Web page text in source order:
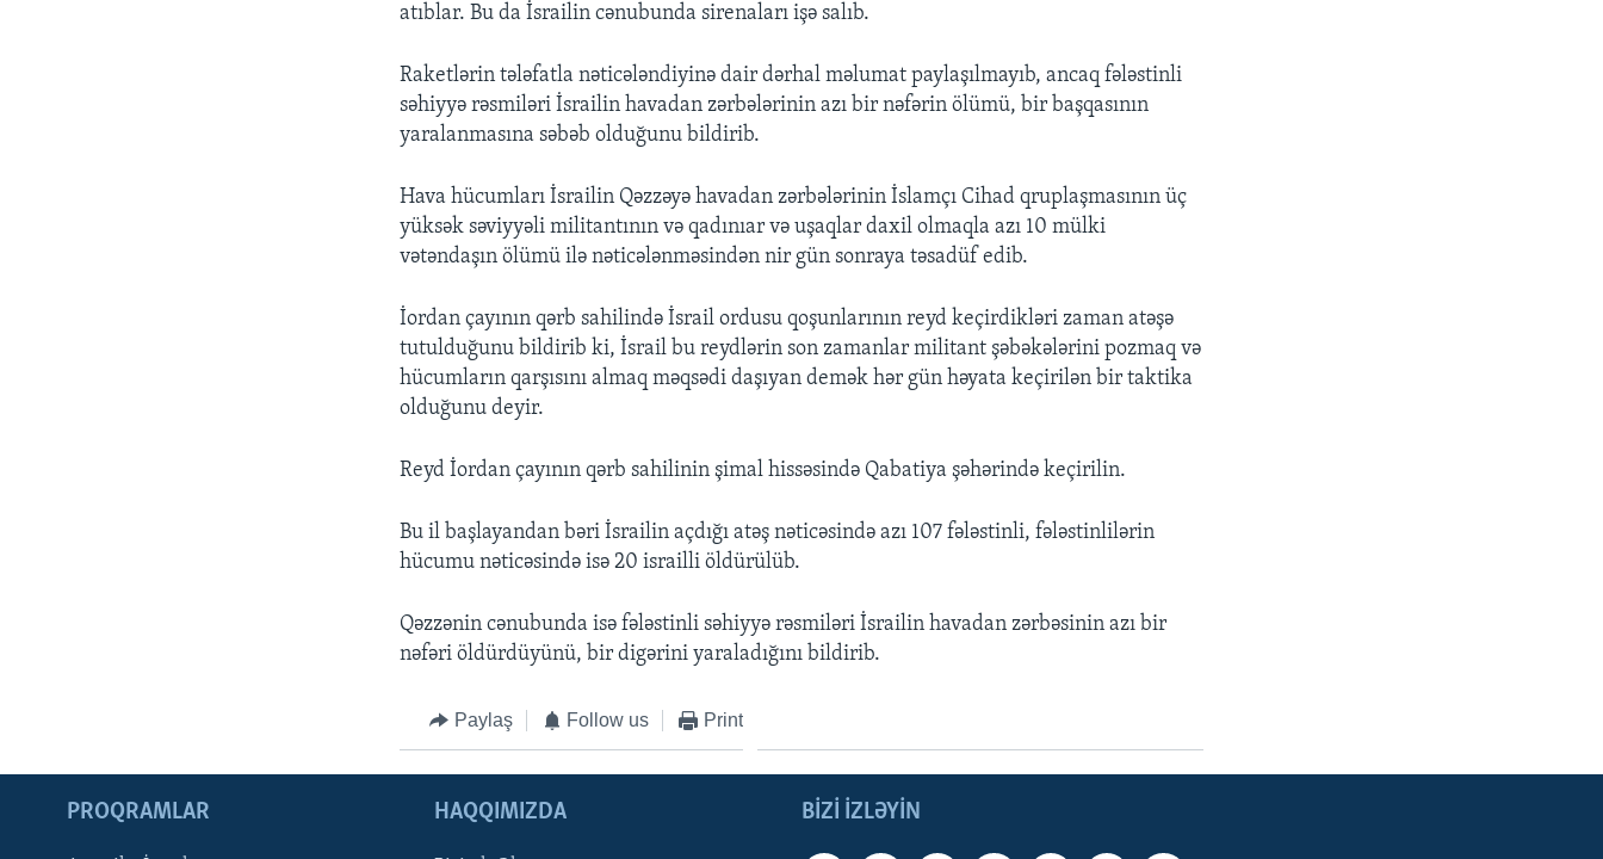
atıblar. Bu da İsrailin cənubunda sirenaları işə salıb.
Raketlərin tələfatla nəticələndiyinə dair dərhal məlumat paylaşılmayıb, ancaq fələstinli
səhiyyə rəsmiləri İsrailin havadan zərbələrinin azı bir nəfərin ölümü, bir başqasının
yaralanmasına səbəb olduğunu bildirib.
Hava hücumları İsrailin Qəzzəyə havadan zərbələrinin İslamçı Cihad qruplaşmasının üç
yüksək səviyyəli militantının və qadınıar və uşaqlar daxil olmaqla azı 10 mülki
vətəndaşın ölümü ilə nəticələnməsindən nir gün sonraya təsadüf edib.
İordan çayının qərb sahilində İsrail ordusu qoşunlarının reyd keçirdikləri zaman atəşə
tutulduğunu bildirib ki, İsrail bu reydlərin son zamanlar militant şəbəkələrini pozmaq və
hücumların qarşısını almaq məqsədi daşıyan demək hər gün həyata keçirilən bir taktika
olduğunu deyir.
Reyd İordan çayının qərb sahilinin şimal hissəsində Qabatiya şəhərində keçirilin.
Bu il başlayandan bəri İsrailin açdığı atəş nəticəsində azı 107 fələstinli, fələstinlilərin
hücumu nəticəsində isə 20 israilli öldürülüb.
Qəzzənin cənubunda isə fələstinli səhiyyə rəsmiləri İsrailin havadan zərbəsinin azı bir
nəfəri öldürdüyünü, bir digərini yaraladığını bildirib.
Paylaş Follow us Print
BIZI IZLƏYIN
PROQRAMLAR HAQQIMIZDA